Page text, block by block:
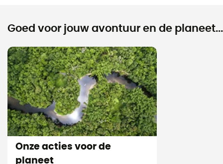
Goed voor jouw avontuur en de planeet...
Onze acties voor de
planeet